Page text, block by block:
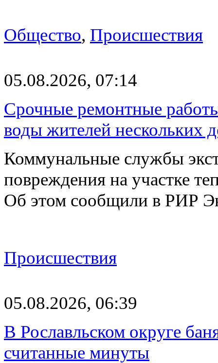
Общество, Происшествия
05.08.2026, 07:14
Срочные ремонтные работы
воды жителей нескольких
Коммунальные службы
повреждения на участке
Об этом сообщили в РИР
Происшествия
05.08.2026, 06:39
В Рославльском округе
считанные минуты